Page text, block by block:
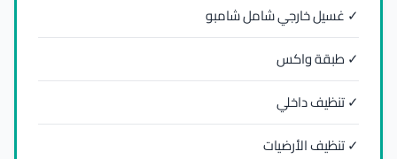
✓ غسيل خارجي شامل شامبو
✓ طبقة واكس
✓ تنظيف داخلي
✓ تنظيف الأرضيات